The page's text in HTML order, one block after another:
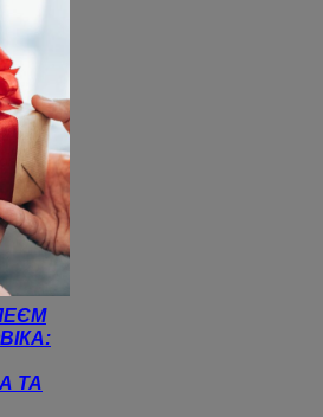
ТА